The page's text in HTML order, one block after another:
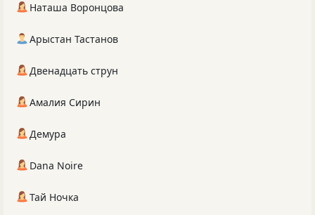
Наташа Воронцова
Арыстан Тастанов
Двенадцать струн
Амалия Сирин
Демура
Dana Noire
Тай Ночка